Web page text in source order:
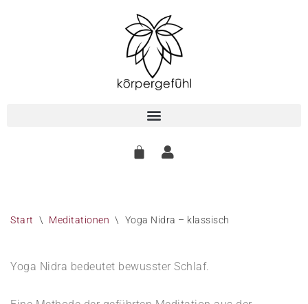
Start \ Meditationen \ Yoga Nidra – klassisch
Yoga Nidra bedeutet bewusster Schlaf.